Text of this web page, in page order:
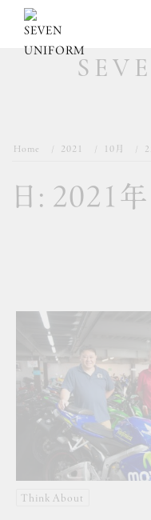
content
Home 2021 10月
日: 2021
Think About